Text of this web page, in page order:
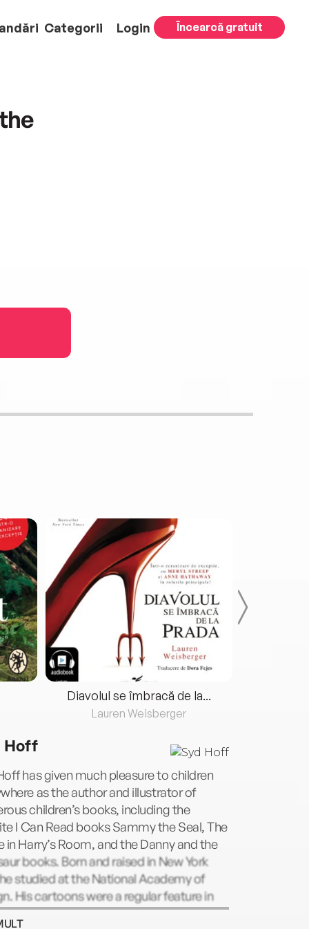
Categorii Login Încearcă gratuit
Diavolul se îmbracă de la...
Lauren Weisberger
Hoff
has given much pleasure to children
as the author and illustrator of
children’s books, including the
I Can Read books Sammy the Seal, The
in Harry’s Room, and the Danny and the
books. Born and raised in New York
studied at the National Academy of
His cartoons were a regular feature in
Yorker after he sold his first cartoon to